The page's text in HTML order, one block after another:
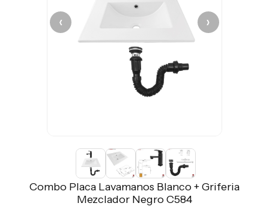
‹ ›
Combo Placa Lavamanos Blanco + Griferia
Mezclador Negro C584